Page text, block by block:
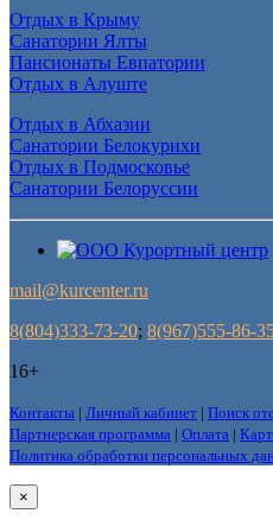
Отдых в Крыму
Санатории Ялты
Пансионаты Евпатории
Отдых в Алуште
Отдых в Абхазии
Санатории Белокурихи
Отдых в Подмосковье
Санатории Белоруссии
mail@kurcenter.ru
8(804)333-73-20; 8(967)555-86-
16+
Контакты | Личный кабинет | Поиск
Партнерская программа | Оплата |
Политика обработки персональных
×